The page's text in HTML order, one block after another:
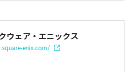
ウェア・エニックス
enix.com/